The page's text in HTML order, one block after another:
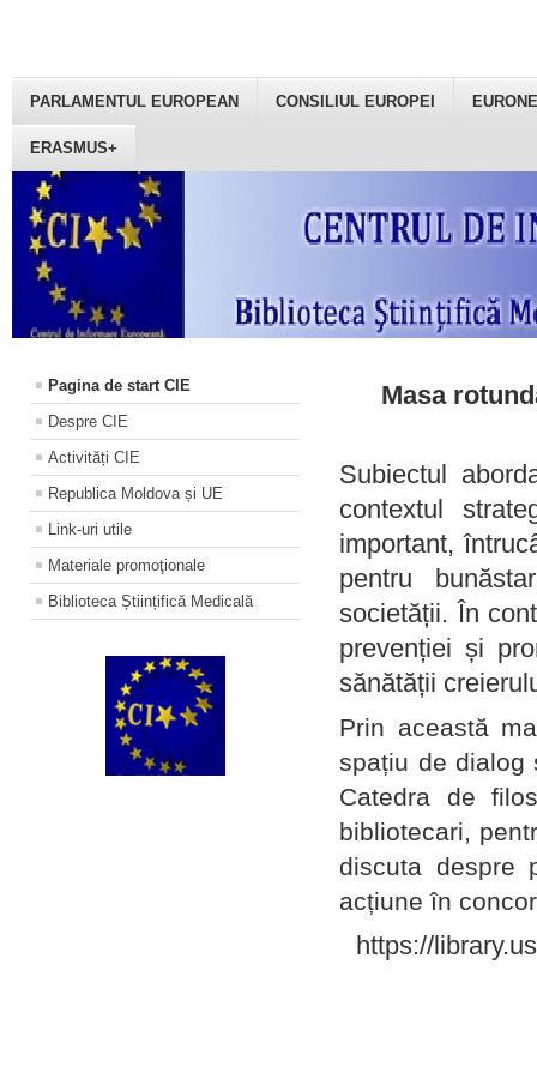
PARLAMENTUL EUROPEAN CONSILIUL EUROPEI
ERASMUS+
Pagina de start CIE
Despre CIE
Activități CIE
Republica Moldova și UE
Link-uri utile
Materiale promoţionale
Biblioteca Științifică Medicală
Masa
Subiectul
contextul
important,
pentru
societății. În
prevenției și
sănătății
Prin această
spațiu de dialog
Catedra de
bibliotecari,
discuta despre
acțiune în
https://